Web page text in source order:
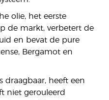
olie, het eerste
de markt, verbetert de
en bevat de pure
Bergamot en
draagbaar, heeft een
niet gerouleerd